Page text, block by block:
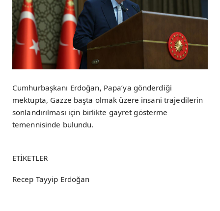
Cumhurbaşkanı Erdoğan, Papa’ya gönderdiği
mektupta, Gazze başta olmak üzere insani trajedilerin
sonlandırılması için birlikte gayret gösterme
temennisinde bulundu.
ETİKETLER
Recep Tayyip Erdoğan